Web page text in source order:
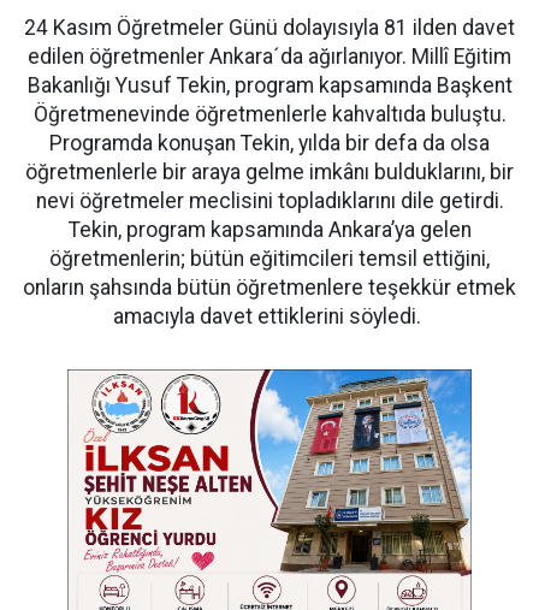
24 Kasım Öğretmeler Günü dolayısıyla 81 ilden davet
edilen öğretmenler Ankara´da ağırlanıyor. Millî Eğitim
Bakanlığı Yusuf Tekin, program kapsamında Başkent
Öğretmenevinde öğretmenlerle kahvaltıda buluştu.
Programda konuşan Tekin, yılda bir defa da olsa
öğretmenlerle bir araya gelme imkânı bulduklarını, bir
nevi öğretmeler meclisini topladıklarını dile getirdi.
Tekin, program kapsamında Ankara’ya gelen
öğretmenlerin; bütün eğitimcileri temsil ettiğini,
onların şahsında bütün öğretmenlere teşekkür etmek
amacıyla davet ettiklerini söyledi.